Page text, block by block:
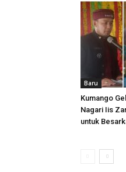
Baru
Kumango
Nagari Iis
untuk